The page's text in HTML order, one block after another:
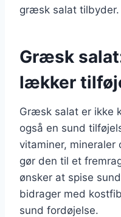
græsk salat tilbyder.
Græsk
lækker
Græsk salat er ikke
også en sund
vitaminer, mineraler
gør den til et
ønsker at spise
bidrager med
sund fordøjelse.